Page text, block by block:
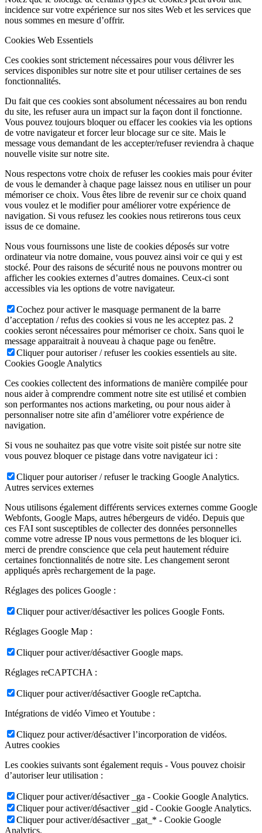
incidence sur votre expérience sur nos sites Web et les services que
nous sommes en mesure d’offrir.
Cookies Web Essentiels
Ces cookies sont strictement nécessaires pour vous délivrer les
services disponibles sur notre site et pour utiliser certaines de ses
fonctionnalités.
Du fait que ces cookies sont absolument nécessaires au bon rendu
du site, les refuser aura un impact sur la façon dont il fonctionne.
Vous pouvez toujours bloquer ou effacer les cookies via les options
de votre navigateur et forcer leur blocage sur ce site. Mais le
message vous demandant de les accepter/refuser reviendra à chaque
nouvelle visite sur notre site.
Nous respectons votre choix de refuser les cookies mais pour éviter
de vous le demander à chaque page laissez nous en utiliser un pour
mémoriser ce choix. Vous êtes libre de revenir sur ce choix quand
vous voulez et le modifier pour améliorer votre expérience de
navigation. Si vous refusez les cookies nous retirerons tous ceux
issus de ce domaine.
Nous vous fournissons une liste de cookies déposés sur votre
ordinateur via notre domaine, vous pouvez ainsi voir ce qui y est
stocké. Pour des raisons de sécurité nous ne pouvons montrer ou
afficher les cookies externes d’autres domaines. Ceux-ci sont
accessibles via les options de votre navigateur.
Cochez pour activer le masquage permanent de la barre
d’acceptation / refus des cookies si vous ne les acceptez pas. 2
cookies seront nécessaires pour mémoriser ce choix. Sans quoi le
message apparaitrait à nouveau à chaque page ou fenêtre.
Cliquer pour autoriser / refuser les cookies essentiels au site.
Cookies Google Analytics
Ces cookies collectent des informations de manière compilée pour
nous aider à comprendre comment notre site est utilisé et combien
son performantes nos actions marketing, ou pour nous aider à
personnaliser notre site afin d’améliorer votre expérience de
navigation.
Si vous ne souhaitez pas que votre visite soit pistée sur notre site
vous pouvez bloquer ce pistage dans votre navigateur ici :
Cliquer pour autoriser / refuser le tracking Google Analytics.
Autres services externes
Nous utilisons également différents services externes comme Google
Webfonts, Google Maps, autres hébergeurs de vidéo. Depuis que
ces FAI sont susceptibles de collecter des données personnelles
comme votre adresse IP nous vous permettons de les bloquer ici.
merci de prendre conscience que cela peut hautement réduire
certaines fonctionnalités de notre site. Les changement seront
appliqués après rechargement de la page.
Réglages des polices Google :
Cliquer pour activer/désactiver les polices Google Fonts.
Réglages Google Map :
Cliquer pour activer/désactiver Google maps.
Réglages reCAPTCHA :
Cliquer pour activer/désactiver Google reCaptcha.
Intégrations de vidéo Vimeo et Youtube :
Cliquez pour activer/désactiver l’incorporation de vidéos.
Autres cookies
Les cookies suivants sont également requis - Vous pouvez choisir
d’autoriser leur utilisation :
Cliquer pour activer/désactiver _ga - Cookie Google Analytics.
Cliquer pour activer/désactiver _gid - Cookie Google Analytics.
Cliquer pour activer/désactiver _gat_* - Cookie Google
Analytics.